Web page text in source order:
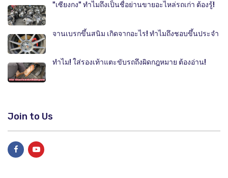
"เซียงกง" ทำไมถึงเป็นชื่อย่านขายอะไหล่รถเก่า ต้องรู้!
จานเบรกขึ้นสนิม เกิดจากอะไร! ทำไมถึงชอบขึ้นประจำ
ทำไม! ใส่รองเท้าแตะขับรถถึงผิดกฎหมาย ต้องอ่าน!
Join to Us